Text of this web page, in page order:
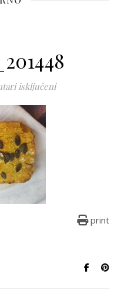
isključeniza
print